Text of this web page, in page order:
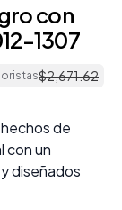
con
1307
$2,671.62
de
con un
diseñados